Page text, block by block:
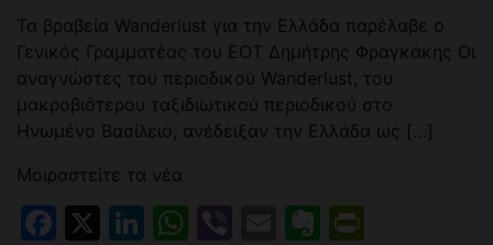
Τα βραβεία Wanderlust για την Ελλάδα παρέλαβε ο
Γενικός Γραμματέας του ΕΟΤ Δημήτρης Φραγκάκης Οι
αναγνώστες του περιοδικού Wanderlust, του
μακροβιότερου ταξιδιωτικού περιοδικού στο
Ηνωμένο Βασίλειο, ανέδειξαν την Ελλάδα ως […]
Μοιραστείτε τα νέα
Facebook
X LinkedIn
WhatsApp
ViberEmailEvernote